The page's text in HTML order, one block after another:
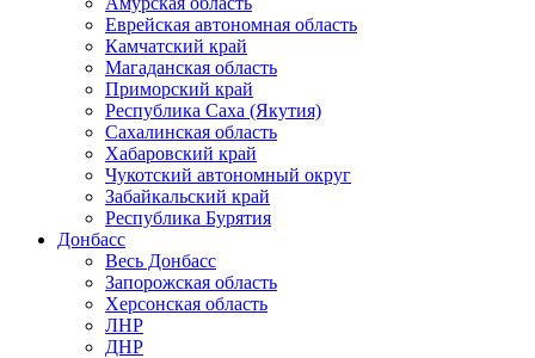
Еврейская автономная область
Камчатский край
Магаданская область
Приморский край
Республика Саха (Якутия)
Сахалинская область
Хабаровский край
Чукотский автономный округ
Забайкальский край
Республика Бурятия
Донбасс
Весь Донбасс
Запорожская область
Херсонская область
ЛНР
ДНР